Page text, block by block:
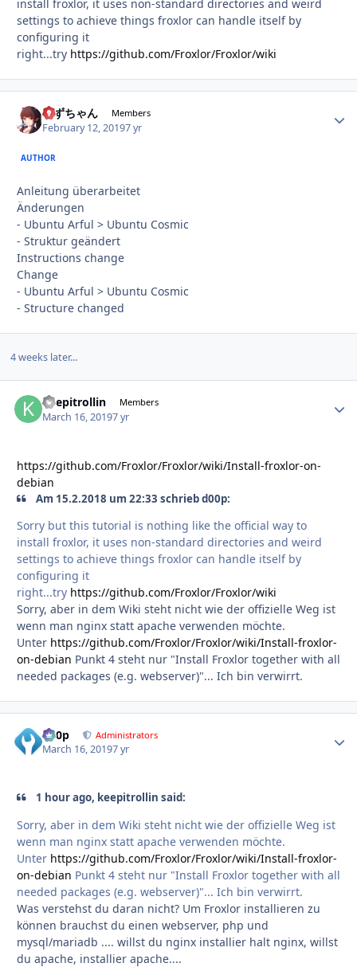
install froxlor, it uses non-standard directories and weird
settings to achieve things froxlor can handle itself by
configuring it
right...try https://github.com/Froxlor/Froxlor/wiki
すずちゃん Members
February 12, 20197 yr
AUTHOR
Anleitung überarbeitet
Änderungen
- Ubuntu Arful > Ubuntu Cosmic
- Struktur geändert
Instructions change
Change
- Ubuntu Arful > Ubuntu Cosmic
- Structure changed
4 weeks later...
keepitrollin Members
March 16, 20197 yr
https://github.com/Froxlor/Froxlor/wiki/Install-froxlor-on-
debian
Am 15.2.2018 um 22:33 schrieb d00p:
Sorry but this tutorial is nothing like the official way to
install froxlor, it uses non-standard directories and weird
settings to achieve things froxlor can handle itself by
configuring it
right...try https://github.com/Froxlor/Froxlor/wiki
Sorry, aber in dem Wiki steht nicht wie der offizielle Weg ist
wenn man nginx statt apache verwenden möchte.
Unter https://github.com/Froxlor/Froxlor/wiki/Install-froxlor-
on-debian Punkt 4 steht nur "Install Froxlor together with all
needed packages (e.g. webserver)"... Ich bin verwirrt.
d00p Administrators
March 16, 20197 yr
1 hour ago, keepitrollin said:
Sorry, aber in dem Wiki steht nicht wie der offizielle Weg ist
wenn man nginx statt apache verwenden möchte.
Unter https://github.com/Froxlor/Froxlor/wiki/Install-froxlor-
on-debian Punkt 4 steht nur "Install Froxlor together with all
needed packages (e.g. webserver)"... Ich bin verwirrt.
Was verstehst du daran nicht? Um Froxlor installieren zu
können brauchst du einen webserver, php und
mysql/mariadb .... willst du nginx installier halt nginx, willst
du apache, installier apache....